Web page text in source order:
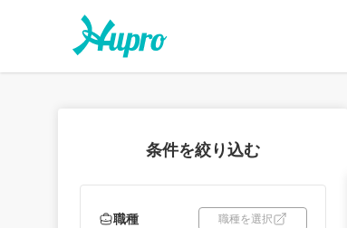
条件を絞り込む
職種 職種を選択